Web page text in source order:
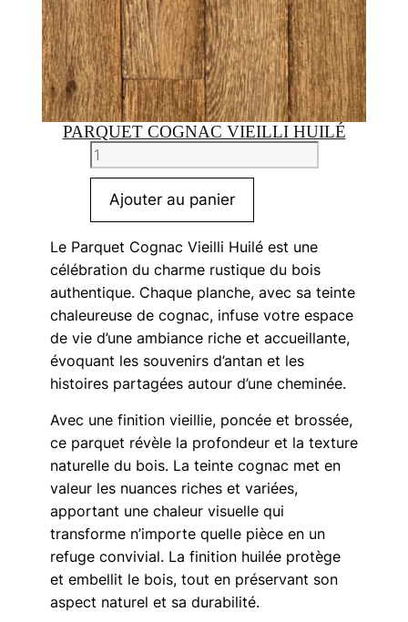
PARQUET COGNAC VIEILLI HUILÉ
quantité
de
Parquet
Cognac
vieilli
huilé
Ajouter au panier
Le Parquet Cognac Vieilli Huilé est une
célébration du charme rustique du bois
authentique. Chaque planche, avec sa teinte
chaleureuse de cognac, infuse votre espace
de vie d’une ambiance riche et accueillante,
évoquant les souvenirs d’antan et les
histoires partagées autour d’une cheminée.
Avec une finition vieillie, poncée et brossée,
ce parquet révèle la profondeur et la texture
naturelle du bois. La teinte cognac met en
valeur les nuances riches et variées,
apportant une chaleur visuelle qui
transforme n’importe quelle pièce en un
refuge convivial. La finition huilée protège
et embellit le bois, tout en préservant son
aspect naturel et sa durabilité.